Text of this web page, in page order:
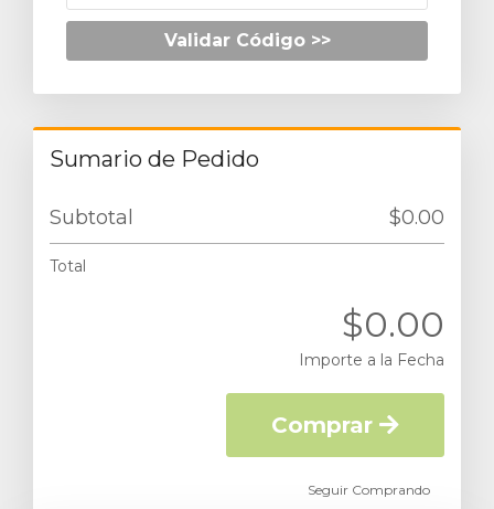
Validar Código >>
Sumario de Pedido
Subtotal $0.00
Total
$0.00
Importe a la Fecha
Comprar
Seguir Comprando